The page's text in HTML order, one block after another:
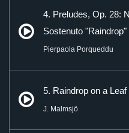
4. Preludes, Op. 28:
Sostenuto
Pierpaola Porqueddu
5. Raindrop on a
J. Malmsjö